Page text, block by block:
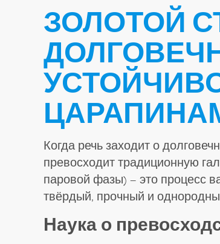
ЗОЛОТОЙ
Когда речь заходит о
превосходит традиционную
паровой фазы) — это процесс
твёрдый, прочный и
Наука о